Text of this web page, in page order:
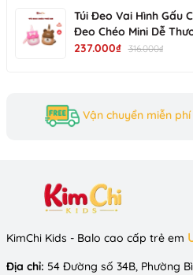
Túi Đeo Vai Hình Gấu
Đeo Chéo Mini Dễ
Chơi R137
237.000₫ 316.000₫
Vận chuyển miễn phí
KimChi Kids - Balo cao cấp trẻ em
Địa chỉ: 54 Đường số 34B, Phường